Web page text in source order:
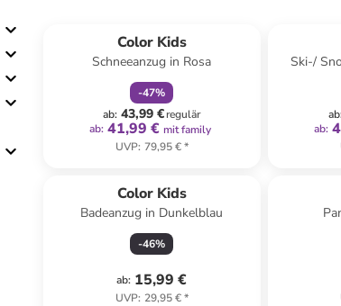
Color Kids
Schneeanzug in Rosa
-47%
ab: 43,99 €regulär
ab: 41,99 € mit family
UVP: 79,95 €*
Ski-/
ab
ab:
Color Kids
Badeanzug in Dunkelblau
-46%
ab: 15,99 €
UVP: 29,95 €*